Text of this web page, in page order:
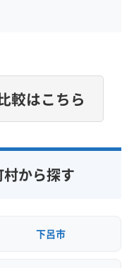
較はこちら
から探す
下呂市